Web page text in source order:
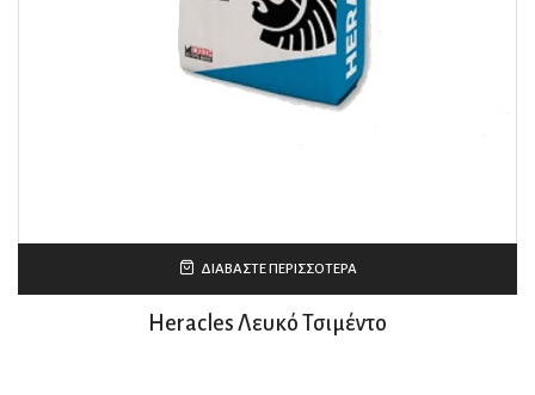
ΔΙΑΒΆΣΤΕ ΠΕΡΙΣΣΌΤΕΡΑ
Heracles Λευκό Τσιμέντο